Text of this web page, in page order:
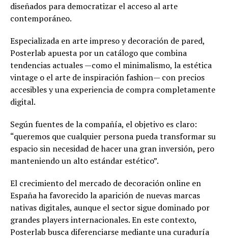
diseñados para democratizar el acceso al arte
contemporáneo.
Especializada en arte impreso y decoración de pared,
Posterlab apuesta por un catálogo que combina
tendencias actuales —como el minimalismo, la estética
vintage o el arte de inspiración fashion— con precios
accesibles y una experiencia de compra completamente
digital.
Según fuentes de la compañía, el objetivo es claro:
“queremos que cualquier persona pueda transformar su
espacio sin necesidad de hacer una gran inversión, pero
manteniendo un alto estándar estético”.
El crecimiento del mercado de decoración online en
España ha favorecido la aparición de nuevas marcas
nativas digitales, aunque el sector sigue dominado por
grandes players internacionales. En este contexto,
Posterlab busca diferenciarse mediante una curaduría